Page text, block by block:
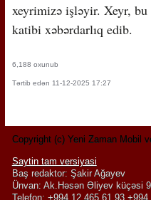
xeyrimizə işləyir. Xeyr,
katibi xəbərdarlıq edib.
6,188 oxunub
Tərtib edən 11-12-2025 17:27
Copyright (c) Yeni Zaman Mobil
Saytin tam versiyasi
Baş redaktor: Şakir Ağayev
Ünvan: Ak.Həsən Əliyev küçəsi
Telefon: +994 12 465 61 93,+994